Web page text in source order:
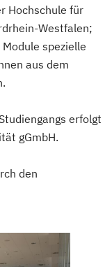
Hochschule für
Westfalen;
spezielle
aus dem
erfolgt
gGmbH.
den